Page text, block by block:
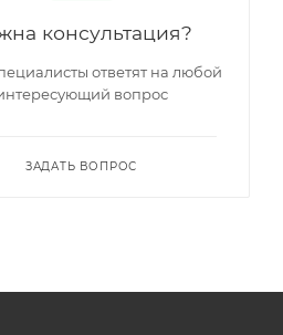
консультация?
ответят на любой
вопрос
ЗАДАТЬ ВОПРОС